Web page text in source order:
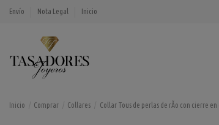
Envío Nota Legal Inicio
Inicio Comprar Collares Collar Tous de perlas de rÃ­o con cierre en